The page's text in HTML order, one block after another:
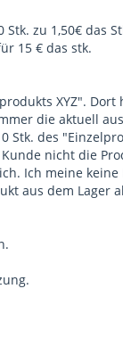
zu 1,50€ das
15 € das stk.
XYZ".
die aktuell
Stk. des
nicht die
Ich meine
aus dem